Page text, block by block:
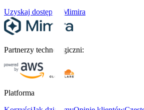
Uzyskaj dostęp w Mimira
Partnerzy technologiczni:
Platforma